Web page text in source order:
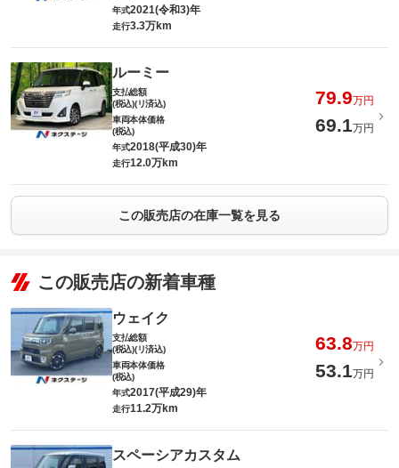
年式2021(令和3)年
走行3.3万km
ルーミー
支払総額
(税込)(リ済込)
79.9万円
車両本体価格
(税込)
69.1万円
年式2018(平成30)年
走行12.0万km
この販売店の在庫一覧を見る
この販売店の新着車種
ウェイク
支払総額
(税込)(リ済込)
63.8万円
車両本体価格
(税込)
53.1万円
年式2017(平成29)年
走行11.2万km
スペーシアカスタム